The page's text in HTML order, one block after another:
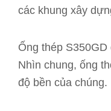
các khung xây
Ống thép
Nhìn chung, ống
độ bền của chúng.